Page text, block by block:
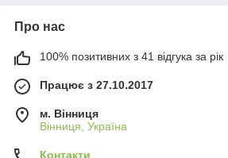
Про нас
100% позитивних з 41 відгука за рік
Працює з 27.10.2017
м. Вінниця
Вінниця, Україна
Контакти